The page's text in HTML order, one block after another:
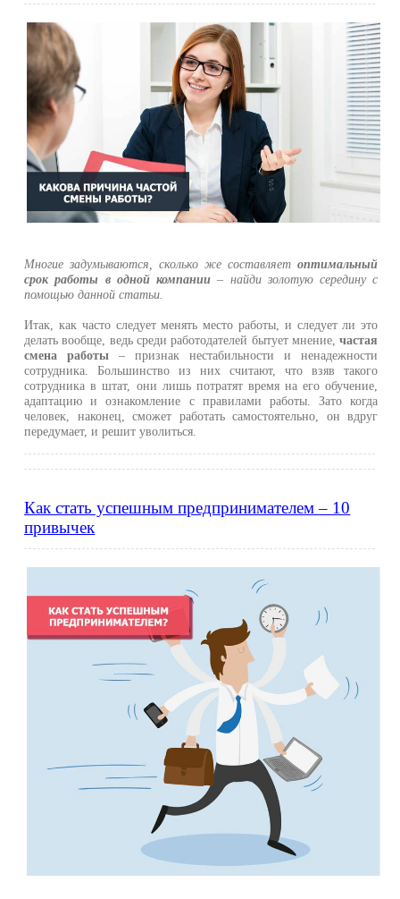
Многие задумываются, сколько же составляетоптимальный
срок работы в одной компании – найди золотую середину с
помощью данной статьи.
Итак, как часто следует менять место работы, и следует ли это
делать вообще, ведь среди работодателей бытует мнение,частая
смена работы – признак нестабильности и ненадежности
сотрудника. Большинство из них считают, что взяв такого
сотрудника в штат, они лишь потратят время на его обучение,
адаптацию и ознакомление с правилами работы. Зато когда
человек, наконец, сможет работать самостоятельно, он вдруг
передумает, и решит уволиться.
Как стать успешным предпринимателем – 10
привычек